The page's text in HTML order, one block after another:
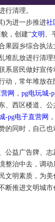
行清理。
)为进一步推进社
貌，创建“文明 、
果园乡综合执
堆乱放进行清理
居民做好宣传
动，常年堆放
网 ， pg电玩城-
、西区楼道、公
-pg电子直营网 ，
的同时，自己
公益广告牌、
整治中去，调动
文明素质，为美
断推进文明城市